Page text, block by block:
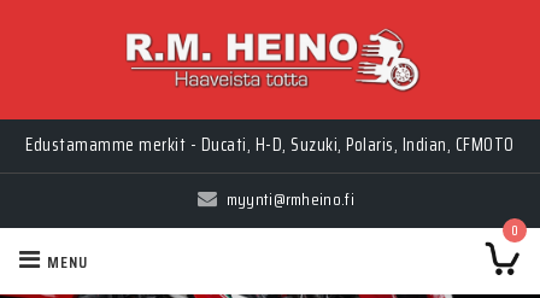
Edustamamme merkit - Ducati, H-D, Suzuki, Polaris, Indian, CFMOTO
myynti@rmheino.fi
0
MENU